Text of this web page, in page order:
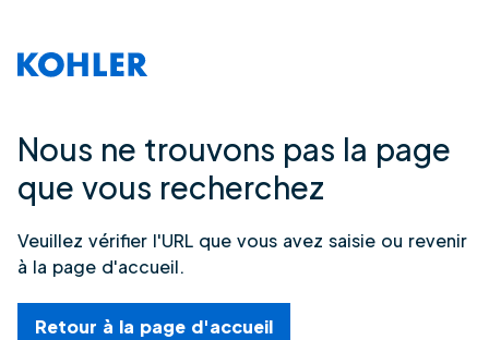
Nous ne trouvons pas la page
que vous recherchez
Veuillez vérifier l'URL que vous avez saisie ou revenir
à la page d'accueil.
Retour à la page d'accueil